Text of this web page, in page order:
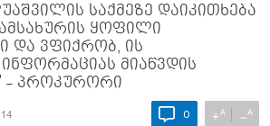
საქმეზე დაიკითხება
ყოფილი
და ვფიქრობ, ის
მიაწვდის
- პროკურორი
0 +A −A